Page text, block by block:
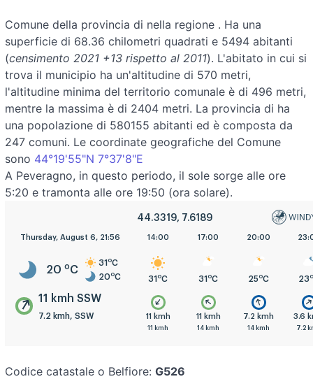
Comune della provincia di nella regione . Ha una
superficie di 68.36 chilometri quadrati e 5494 abitanti
(censimento 2021 +13 rispetto al 2011). L'abitato in cui si
trova il municipio ha un'altitudine di 570 metri,
l'altitudine minima del territorio comunale è di 496 metri,
mentre la massima è di 2404 metri. La provincia di ha
una popolazione di 580155 abitanti ed è composta da
247 comuni. Le coordinate geografiche del Comune
sono 44°19'55"N 7°37'8"E
A Peveragno, in questo periodo, il sole sorge alle ore
5:20 e tramonta alle ore 19:50 (ora solare).
44.3319, 7.6189
Thursday, August 6, 21:56
20 oC
31 oC
20oC
11 kmh SSW
7.2 kmh, SSW
kmh
8:00
3.6 kmh
11:00
28oC
7.2 kmh
14:00
31 oC
11 kmh
11 kmh
17:00
31 oC
11 kmh
14 kmh
20:00
25 oC
7.2 kmh
14 kmh
23 o
3.6
7.2
Codice catastale o Belfiore: G526